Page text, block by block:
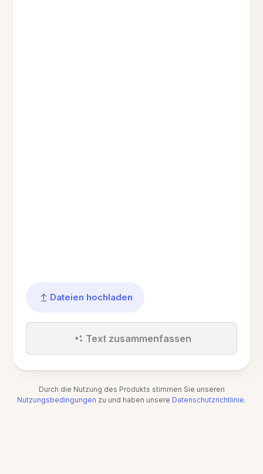
Dateien hochladen
Text zusammenfassen
Durch die Nutzung des Produkts stimmen Sie unseren
Nutzungsbedingungen zu und haben unsere Datenschutzrichtlinie.